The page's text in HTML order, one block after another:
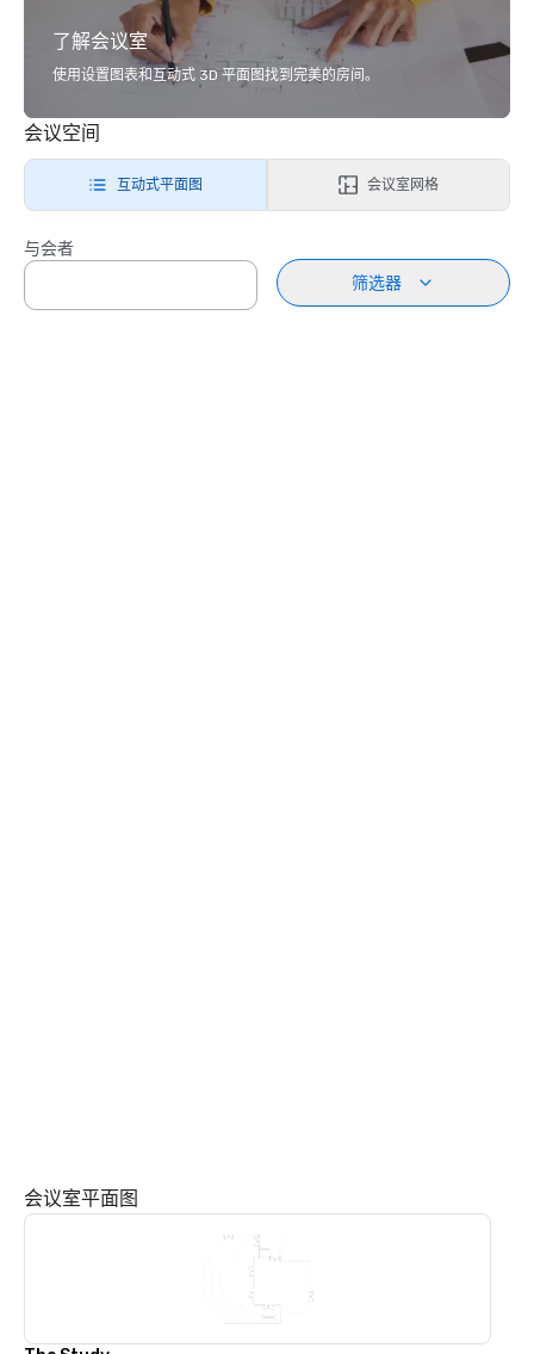
了解会议室
使用设置图表和互动式 3D 平面图找到完美的房间。
会议空间
互动式平面图 会议室网格
与会者
筛选器
会议室平面图